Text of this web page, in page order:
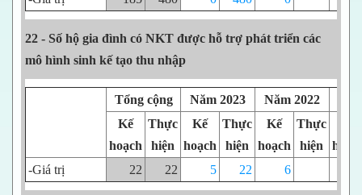
22 - Số hộ gia đình có NKT được hỗ trợ phát triển các
mô hình sinh kế tạo thu nhập
Tổng cộng Năm 2023 Năm 2022
Kế
hoạch
Thực
hiện
Kế
hoạch
Thực
hiện
Kế
hoạch
Thực
hiện
-Giá trị
22 22 5 22 6